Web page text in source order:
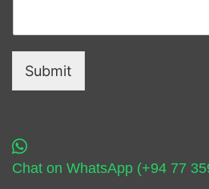
Submit
Chat on WhatsApp (+94 77